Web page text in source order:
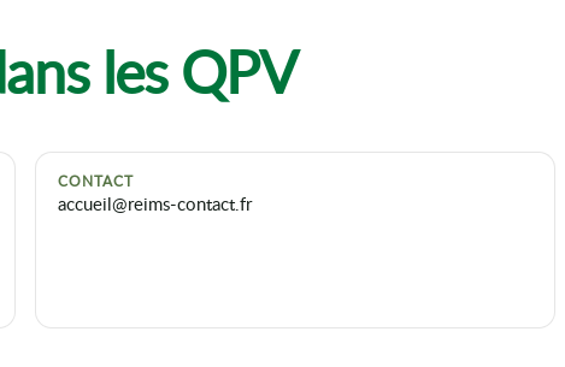
les QPV
CONTACT
accueil@reims-contact.fr